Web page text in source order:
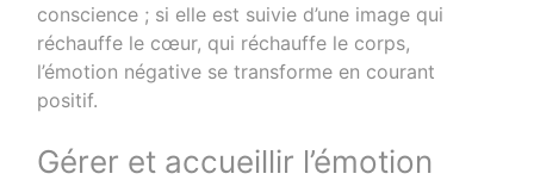
conscience ; si elle est suivie d’une image qui
réchauffe le cœur, qui réchauffe le corps,
l’émotion négative se transforme en courant
positif.
Gérer et accueillir l’émotion